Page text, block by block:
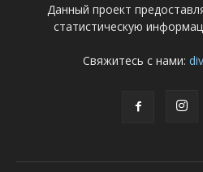
Данный проект
статистическую
Свяжитесь с нами: